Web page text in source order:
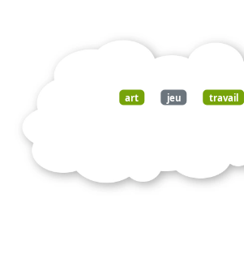
art jeu travail